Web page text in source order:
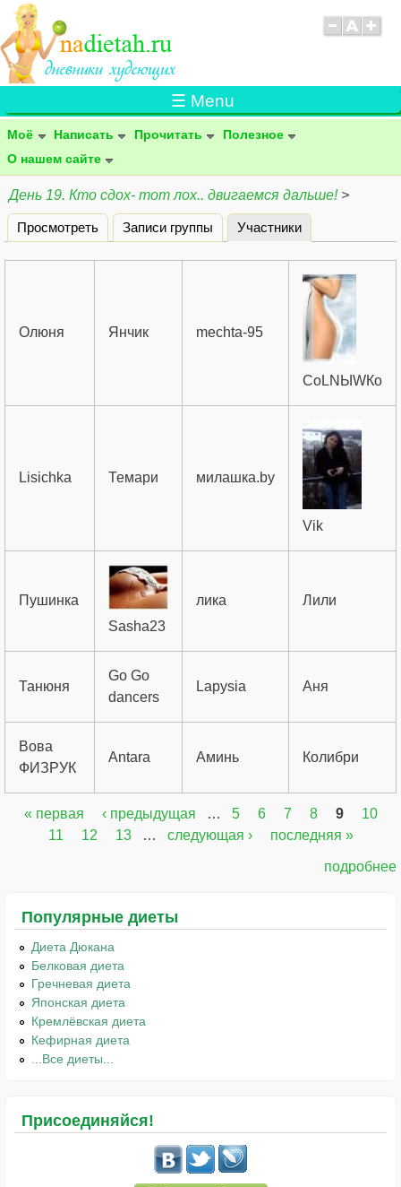
☰ Menu
Моё Написать Прочитать
Полезное
О нашем сайте
День 19. Кто сдох- тот лох.. двигаемся дальше!>
Главные вкладки
Просмотреть Записи группы Участники
Олюня Янчик mechta-95
СоLNЫWКо
Lisichka Темари милашка.by
Vik
Пушинка
Sasha23
лика Лили
Танюня
Go Go
dancers
Lapysia Аня
Вова
ФИЗРУК
Antara Аминь Колибри
Страницы
« первая ‹ предыдущая … 5 6 7 8 9
10
11
12 13 … следующая › последняя »
подробнее
Популярные диеты
Диета Дюкана
Белковая диета
Гречневая диета
Японская диета
Кремлёвская диета
Кефирная диета
...Все диеты...
Присоединяйся!